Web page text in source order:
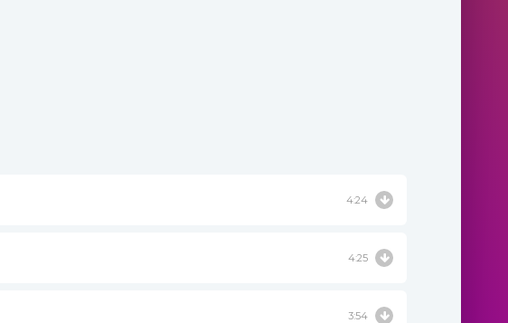
4:24
4:25
3:54